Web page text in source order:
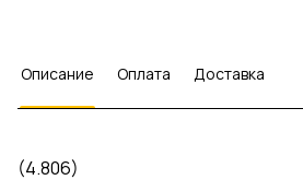
Описание Оплата Доставка
(4.806)